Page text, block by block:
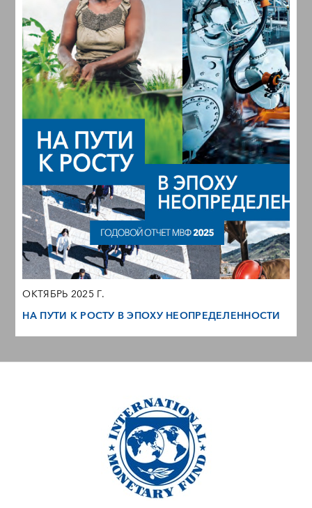
ОКТЯБРЬ 2025 Г.
НА ПУТИ К РОСТУ В ЭПОХУ НЕОПРЕДЕЛЕННОСТИ